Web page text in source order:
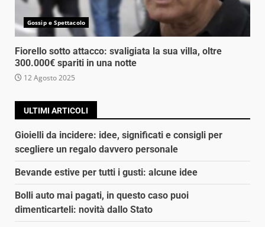
Gossip e Spettacolo
Fiorello sotto attacco: svaligiata la sua villa, oltre
300.000€ spariti in una notte
12 Agosto 2025
ULTIMI ARTICOLI
Gioielli da incidere: idee, significati e consigli per
scegliere un regalo davvero personale
Bevande estive per tutti i gusti: alcune idee
Bolli auto mai pagati, in questo caso puoi
dimenticarteli: novità dallo Stato